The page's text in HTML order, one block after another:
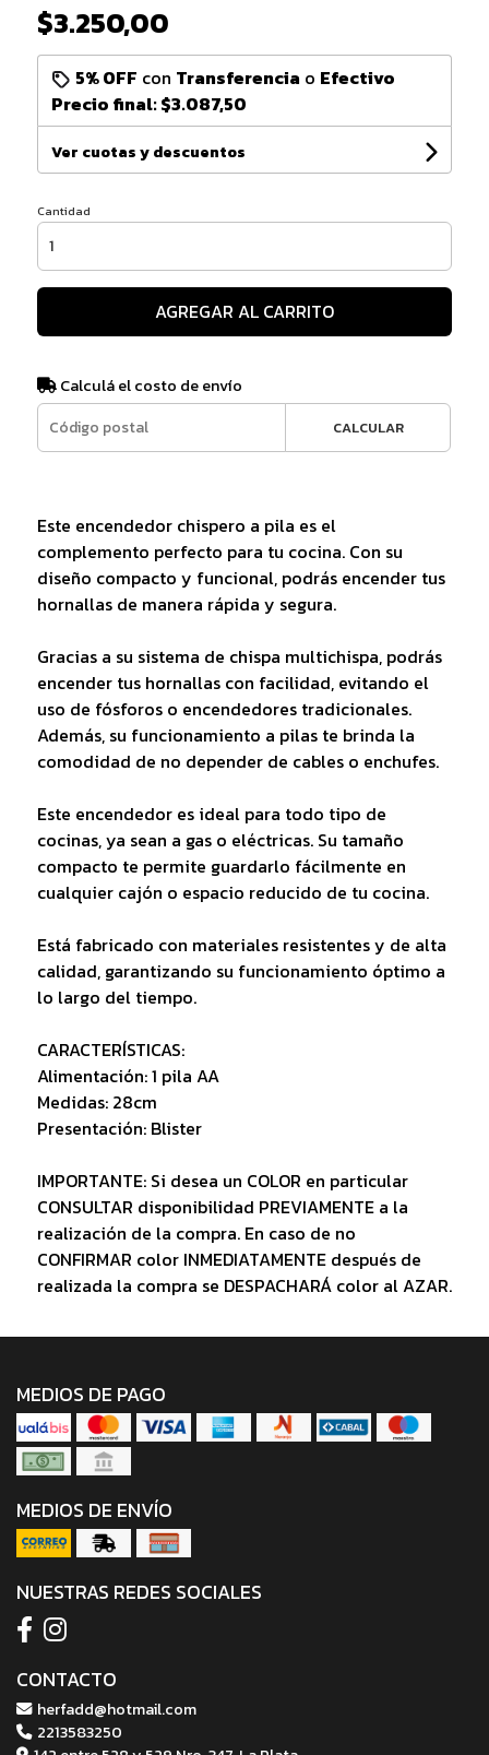
$3.250,00
5% OFF con Transferencia o Efectivo
Precio final:$3.087,50
Ver cuotas y descuentos
Cantidad
AGREGAR AL CARRITO
Calculá el costo de envío
CALCULAR
Este encendedor chispero a pila es el
complemento perfecto para tu cocina. Con su
diseño compacto y funcional, podrás encender tus
hornallas de manera rápida y segura.
Gracias a su sistema de chispa multichispa, podrás
encender tus hornallas con facilidad, evitando el
uso de fósforos o encendedores tradicionales.
Además, su funcionamiento a pilas te brinda la
comodidad de no depender de cables o enchufes.
Este encendedor es ideal para todo tipo de
cocinas, ya sean a gas o eléctricas. Su tamaño
compacto te permite guardarlo fácilmente en
cualquier cajón o espacio reducido de tu cocina.
Está fabricado con materiales resistentes y de alta
calidad, garantizando su funcionamiento óptimo a
lo largo del tiempo.
CARACTERÍSTICAS:
Alimentación: 1 pila AA
Medidas: 28cm
Presentación: Blister
IMPORTANTE: Si desea un COLOR en particular
CONSULTAR disponibilidad PREVIAMENTE a la
realización de la compra. En caso de no
CONFIRMAR color INMEDIATAMENTE después de
realizada la compra se DESPACHARÁ color al AZAR.
MEDIOS DE PAGO
MEDIOS DE ENVÍO
NUESTRAS REDES SOCIALES
CONTACTO
herfadd@hotmail.com
2213583250